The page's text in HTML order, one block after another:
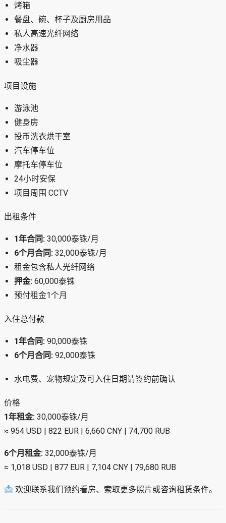
烤箱
餐盘、碗、杯子及厨房用品
私人高速光纤网络
净水器
吸尘器
项目设施
游泳池
健身房
投币洗衣烘干室
汽车停车位
摩托车停车位
24小时安保
项目周围 CCTV
出租条件
1年合同: 30,000泰铢/月
6个月合同: 32,000泰铢/月
租金包含私人光纤网络
押金: 60,000泰铢
预付租金1个月
入住总付款
1年合同: 90,000泰铢
6个月合同: 92,000泰铢
水电费、宠物规定及可入住日期请签约前确认
价格
1年租金: 30,000泰铢/月
≈ 954 USD | 822 EUR | 6,660 CNY | 74,700 RUB
6个月租金: 32,000泰铢/月
≈ 1,018 USD | 877 EUR | 7,104 CNY | 79,680 RUB
欢迎联系我们预约看房、索取更多照片或咨询租赁条件。